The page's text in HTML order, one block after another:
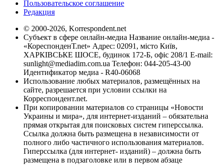
Пользовательское соглашение
Редакция
© 2000-2026, Korrespondent.net
Субъект в сфере онлайн-медиа Название онлайн-медиа -
«КореспонденТ.net» Адрес: 02091, місто Київ,
ХАРКІВСЬКЕ ШОСЕ, будинок 172-Б, офіс 208/1 E-mail:
sunlight@mediadim.com.ua Телефон: 044-205-43-00
Идентификатор медиа - R40-06068
Использование любых материалов, размещённых на
сайте, разрешается при условии ссылки на
Корреспондент.net.
При копировании материалов со страницы «Новости
Украины и мира», для интернет-изданий – обязательна
прямая открытая для поисковых систем гиперссылка.
Ссылка должна быть размещена в независимости от
полного либо частичного использования материалов.
Гиперссылка (для интернет- изданий) – должна быть
размещена в подзаголовке или в первом абзаце